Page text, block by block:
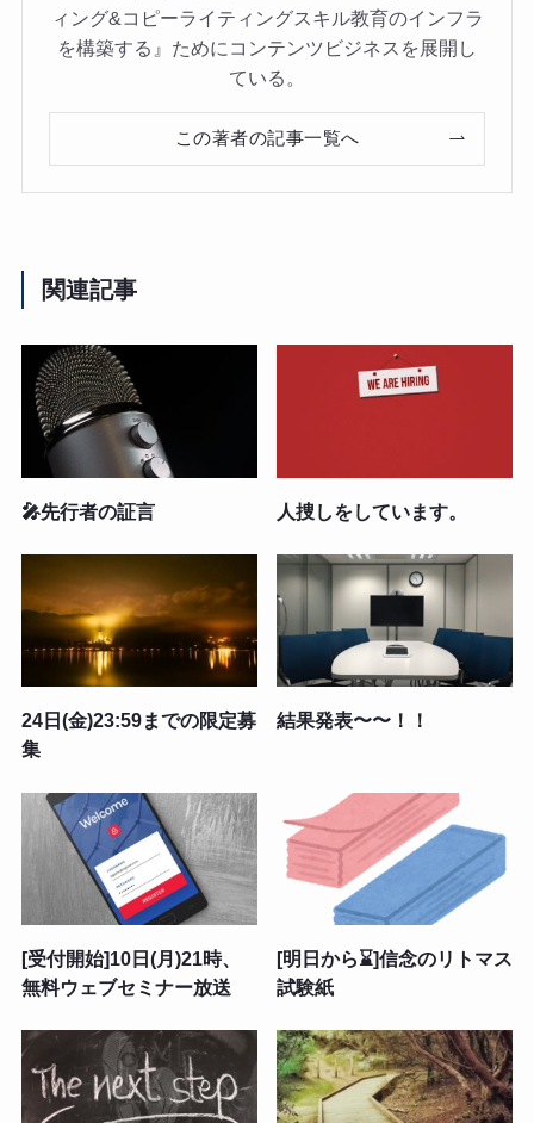
ィング&コピーライティングスキル教育のインフラ
を構築する』ためにコンテンツビジネスを展開し
ている。
この著者の記事一覧へ
関連記事
🎤先行者の証言 人捜しをしています。
24日(金)23:59までの限定募
集
結果発表〜〜！！
[受付開始]10日(月)21時、
無料ウェブセミナー放送
[明日から⌛]信念のリトマス
試験紙